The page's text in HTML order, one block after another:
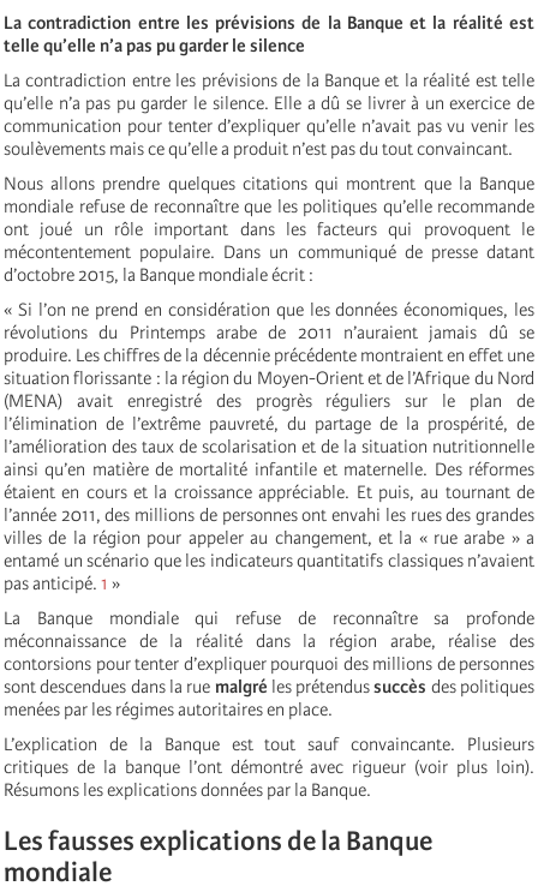
La contradiction entre les prévisions de la Banque et la réalité est
telle qu’elle n’a pas pu garder le silence
La contradiction entre les prévisions de la Banque et la réalité est telle
qu’elle n’a pas pu garder le silence. Elle a dû se livrer à un exercice de
communication pour tenter d’expliquer qu’elle n’avait pas vu venir les
soulèvements mais ce qu’elle a produit n’est pas du tout convaincant.
Nous allons prendre quelques citations qui montrent que la Banque
mondiale refuse de reconnaître que les politiques qu’elle recommande
ont joué un rôle important dans les facteurs qui provoquent le
mécontentement populaire. Dans un communiqué de presse datant
d’octobre 2015, la Banque mondiale écrit :
« Si l’on ne prend en considération que les données économiques, les
révolutions du Printemps arabe de 2011 n’auraient jamais dû se
produire. Les chiffres de la décennie précédente montraient en effet une
situation florissante : la région du Moyen-Orient et de l’Afrique du Nord
(MENA) avait enregistré des progrès réguliers sur le plan de
l’élimination de l’extrême pauvreté, du partage de la prospérité, de
l’amélioration des taux de scolarisation et de la situation nutritionnelle
ainsi qu’en matière de mortalité infantile et maternelle. Des réformes
étaient en cours et la croissance appréciable. Et puis, au tournant de
l’année 2011, des millions de personnes ont envahi les rues des grandes
villes de la région pour appeler au changement, et la « rue arabe » a
entamé un scénario que les indicateurs quantitatifs classiques n’avaient
pas anticipé. 1 »
La Banque mondiale qui refuse de reconnaître sa profonde
méconnaissance de la réalité dans la région arabe, réalise des
contorsions pour tenter d’expliquer pourquoi des millions de personnes
sont descendues dans la rue malgré les prétendussuccès des politiques
menées par les régimes autoritaires en place.
L’explication de la Banque est tout sauf convaincante. Plusieurs
critiques de la banque l’ont démontré avec rigueur (voir plus loin).
Résumons les explications données par la Banque.
Les fausses explications de la Banque
mondiale